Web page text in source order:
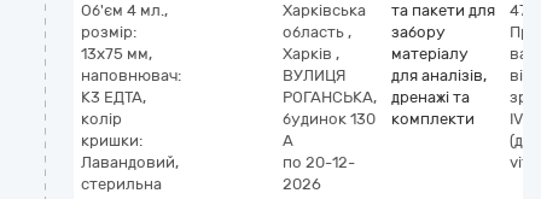
Об'єм 4 мл.,
розмір:
13х75 мм,
наповнювач:
К3 ЕДТА,
колір
кришки:
Лавандовий,
стерильна
Харківська
область ,
Харків ,
ВУЛИЦЯ
РОГАНСЬКА,
будинок 130
А
по 20-12-
2026
та пакети для
забору
матеріалу
для аналізів,
дренажі та
комплекти
IVD